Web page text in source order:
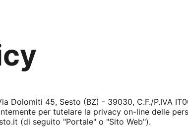
Dolomiti 45, Sesto (BZ) - 39030, C.F./P.IVA
per tutelare la privacy on-line delle
(di seguito "Portale" o "Sito Web").